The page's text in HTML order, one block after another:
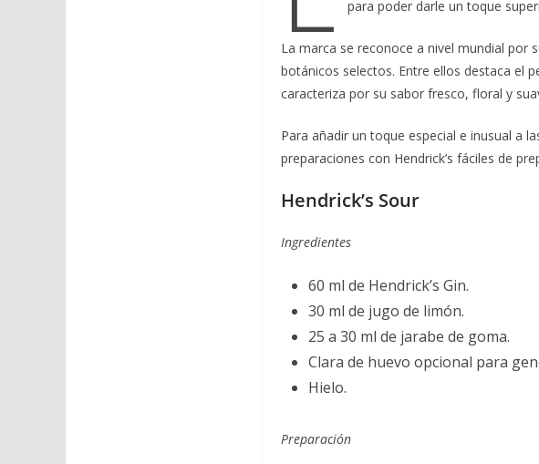
o
o
e
r
A
r
t
r
para poder darle un toque
La marca se reconoce a nivel mundial por
botánicos selectos. Entre ellos destaca el
caracteriza por su sabor fresco, floral y
Para añadir un toque especial e inusual a
preparaciones con Hendrick’s fáciles de
Hendrick’s Sour
Ingredientes
60 ml de Hendrick’s Gin.
30 ml de jugo de limón.
25 a 30 ml de jarabe de goma.
Clara de huevo opcional para
Hielo.
Preparación